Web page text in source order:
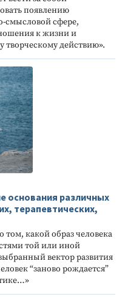
появлению
смысловой сфере,
к жизни и
творческому действию».
основания различных
терапевтических,
том, какой образ человека
той или иной
вектор развития
“заново рождается”